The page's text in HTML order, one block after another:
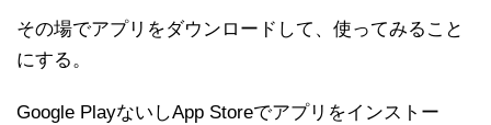
その場でアプリをダウンロードして、使ってみること
にする。
Google PlayないしApp Storeでアプリをインストー